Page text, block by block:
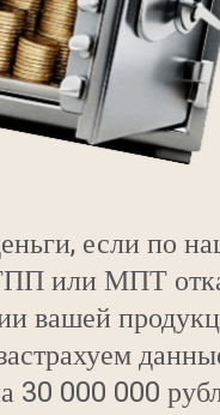
если по
или МПТ
вашей
30 000 000